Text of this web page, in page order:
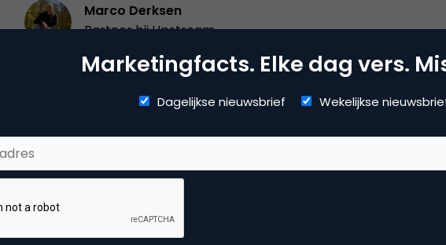
Marco Derksen
Partner bijUpstream
Oprichter/partner Upstream, Marketingfacts, Arnhem Direct, SportNext,
Categorie Media
Marketingfacts. Elke dag vers.
Dagelijkse nieuwsbrief Wekelijkse